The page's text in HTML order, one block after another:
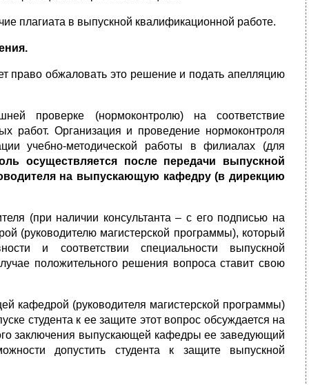
плагиата в выпускной квалификационной работе.
право обжаловать это решение и подать апелляцию
проверке (нормоконтролю) на соответствие
работ. Организация и проведение нормоконтроля
учебно-методической работы в филиалах (для
осуществляется после передачи выпускной
на выпускающую кафедру (в дирекцию
(при наличии консультанта – с его подписью на
(руководителю магистерской программы), который
и соответствии специальности выпускной
положительного решения вопроса ставит свою
кафедрой (руководителя магистерской программы)
студента к ее защите этот вопрос обсуждается на
заключения вы­пускающей кафедры ее заведующий
допустить студента к защите выпускной